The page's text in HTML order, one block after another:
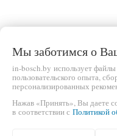
Мы заботимся о
in-bosch.by использует
пользовательского опыта,
персонализированных
Нажав «Принять», Вы даете
в соответствии с Политикой